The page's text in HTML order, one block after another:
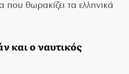
που θωρακίζει τα ελληνικά
και ο ναυτικός